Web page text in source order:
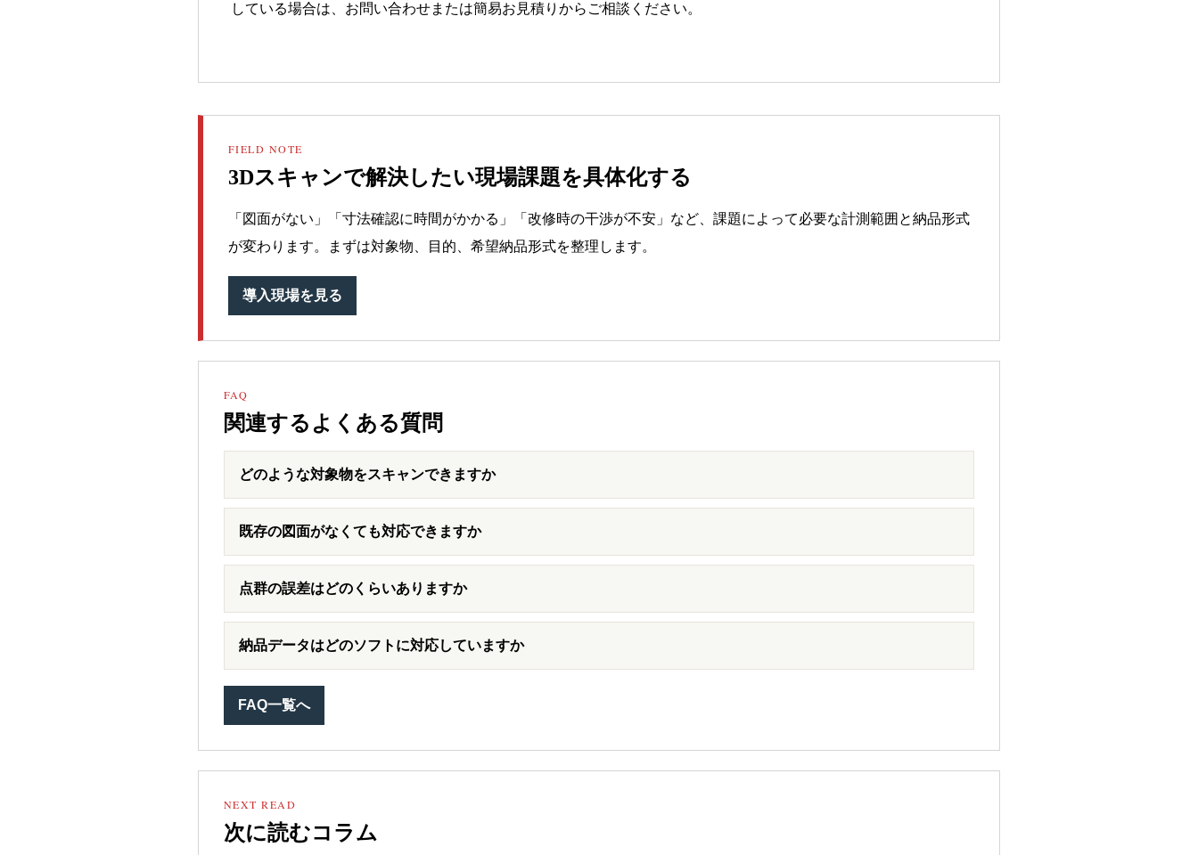
している場合は、お問い合わせまたは簡易お見積りからご相談ください。
FIELD NOTE
3Dスキャンで解決したい現場課題を具体化する
「図面がない」「寸法確認に時間がかかる」「改修時の干渉が不安」など、課題によって必要な計測範囲と納品形式
が変わります。まずは対象物、目的、希望納品形式を整理します。
導入現場を見る
FAQ
関連するよくある質問
どのような対象物をスキャンできますか
既存の図面がなくても対応できますか
点群の誤差はどのくらいありますか
納品データはどのソフトに対応していますか
FAQ一覧へ
NEXT READ
次に読むコラム